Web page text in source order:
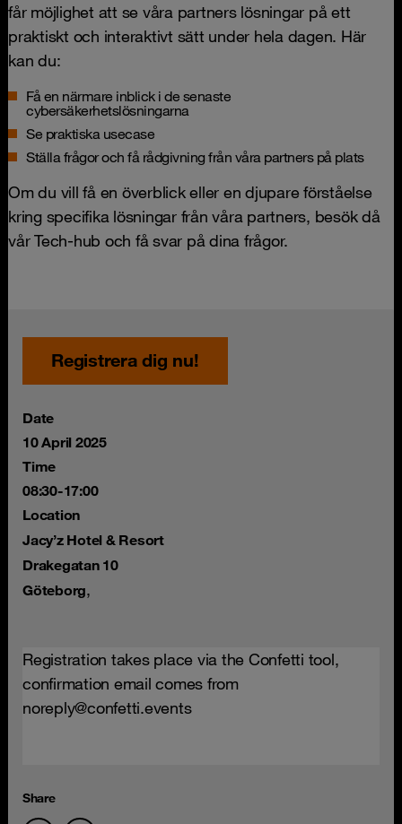
får möjlighet att se våra partners lösningar på ett
praktiskt och interaktivt sätt under hela dagen. Här
kan du:
Få en närmare inblick i de senaste
cybersäkerhetslösningarna
Se praktiska usecase
Ställa frågor och få rådgivning från våra partners på plats
Om du vill få en överblick eller en djupare förståelse
kring specifika lösningar från våra partners, besök då
vår Tech-hub och få svar på dina frågor.
Registrera dig nu!
Date
10 April 2025
Time
08:30-17:00
Location
Jacy’z Hotel & Resort
Drakegatan 10
Göteborg,
Registration takes place via the Confetti tool,
confirmation email comes from
noreply@confetti.events
Share